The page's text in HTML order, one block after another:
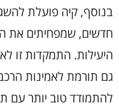
בנוסף, קיה פועלת
חדשים, שמפחיתים את
היעילות. התמקדות זו
גם תורמת לאמינות
להתמודד טוב יותר עם